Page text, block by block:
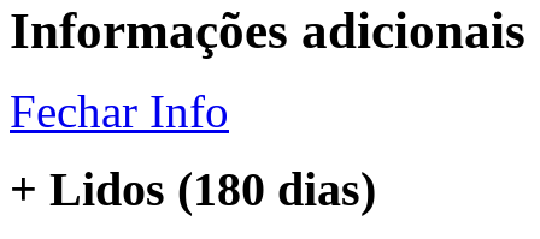
Informações adicionais
Fechar Info
+ Lidos (180 dias)